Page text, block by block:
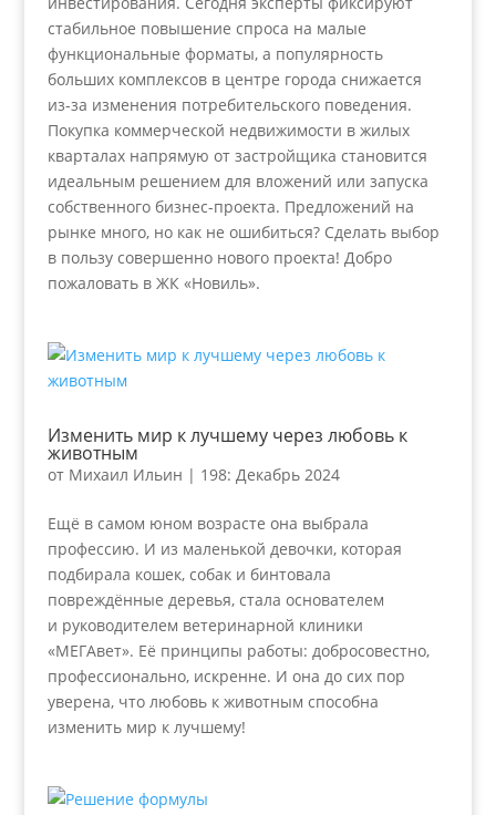
стабильное повышение спроса на малые
функциональные форматы, а популярность
больших комплексов в центре города снижается
из-за изменения потребительского поведения.
Покупка коммерческой недвижимости в жилых
кварталах напрямую от застройщика становится
идеальным решением для вложений или запуска
собственного бизнес-проекта. Предложений на
рынке много, но как не ошибиться? Сделать выбор
в пользу совершенно нового проекта! Добро
пожаловать в ЖК «Новиль».
Изменить мир к лучшему через любовь к
животным
от Михаил Ильин | 198: Декабрь 2024
Ещё в самом юном возрасте она выбрала
профессию. И из маленькой девочки, которая
подбирала кошек, собак и бинтовала
повреждённые деревья, стала основателем
и руководителем ветеринарной клиники
«МЕГАвет». Её принципы работы: добросовестно,
профессионально, искренне. И она до сих пор
уверена, что любовь к животным способна
изменить мир к лучшему!